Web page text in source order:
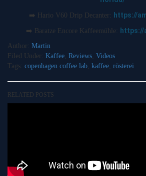
➡️ Hario V60 Drip Decanter: https://
➡️ Baratze Encore Kaffeemühle:
Author: Martin
Filed Under: Kaffee Reviews Videos
Tags: copenhagen coffee lab kaffee rösterei
RELATED POSTS